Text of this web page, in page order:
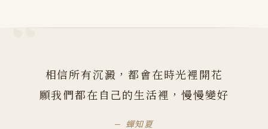
相信所有沉澱，都會在時光裡開花
願我們都在自己的生活裡，慢慢變好
— 蟬知夏